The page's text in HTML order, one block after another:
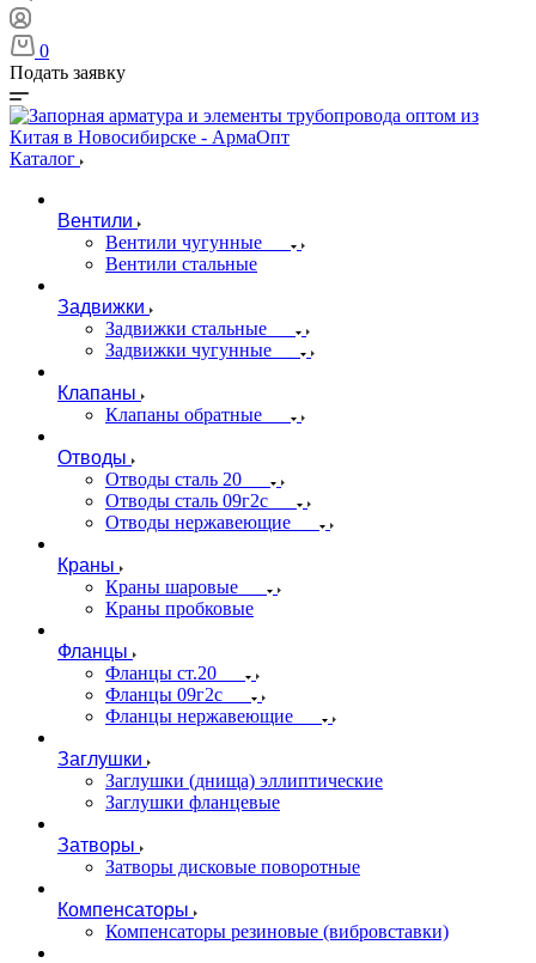
0
Подать заявку
Каталог
Вентили
Вентили чугунные
Вентили стальные
Задвижки
Задвижки стальные
Задвижки чугунные
Клапаны
Клапаны обратные
Отводы
Отводы сталь 20
Отводы сталь 09г2с
Отводы нержавеющие
Краны
Краны шаровые
Краны пробковые
Фланцы
Фланцы ст.20
Фланцы 09г2с
Фланцы нержавеющие
Заглушки
Заглушки (днища) эллиптические
Заглушки фланцевые
Затворы
Затворы дисковые поворотные
Компенсаторы
Компенсаторы резиновые (вибровставки)